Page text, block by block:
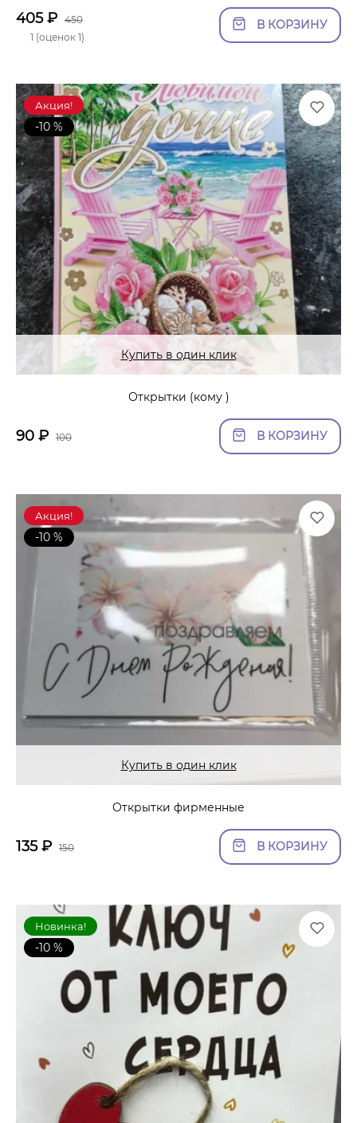
405₽ 450
1 (оценок 1)
В КОРЗИНУ
Акция!
-10 %
Купить в один клик
Открытки (кому )
90 ₽ 100 В КОРЗИНУ
Акция!
-10 %
Купить в один клик
Открытки фирменные
135₽ 150 В КОРЗИНУ
Новинка!
-10 %